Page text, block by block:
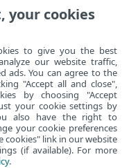
Antivirus
till en
your cookies
to give you the best
our website traffic,
ads. You can agree to the
"Accept all and close",
by choosing "Accept
your cookie settings by
also have the right to
your cookie preferences
cookies" link in our website
(if available). For more
.